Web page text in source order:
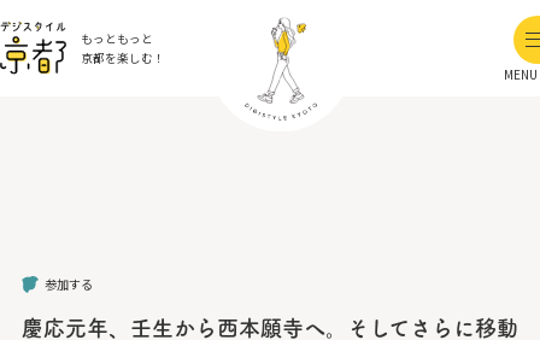
もっともっと
京都を楽しむ！
MENU
参加する
慶応元年、壬生から西本願寺へ。そしてさらに移動